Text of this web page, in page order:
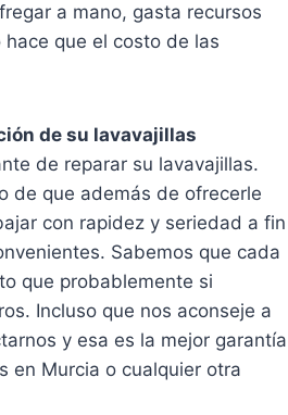
a mano, gasta recursos
que el costo de las
de su lavavajillas
de reparar su lavavajillas.
de que además de ofrecerle
con rapidez y seriedad a fin
Sabemos que cada
que probablemente si
Incluso que nos aconseje a
y esa es la mejor garantía
en Murcia o cualquier otra